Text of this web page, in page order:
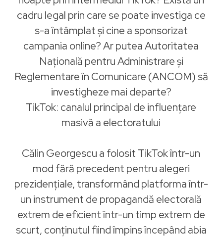
cadru legal prin care se poate investiga ce
s-a întâmplat și cine a sponsorizat
campania online? Ar putea Autoritatea
Națională pentru Administrare și
Reglementare în Comunicare (ANCOM) să
investigheze mai departe?
TikTok: canalul principal de influențare
masivă a electoratului
Călin Georgescu a folosit TikTok într-un
mod fără precedent pentru alegeri
prezidențiale, transformând platforma într-
un instrument de propagandă electorală
extrem de eficient într-un timp extrem de
scurt, conținutul fiind împins începând abia